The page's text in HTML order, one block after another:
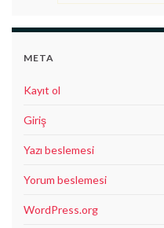
META
Kayıt ol
Giriş
Yazı beslemesi
Yorum beslemesi
WordPress.org